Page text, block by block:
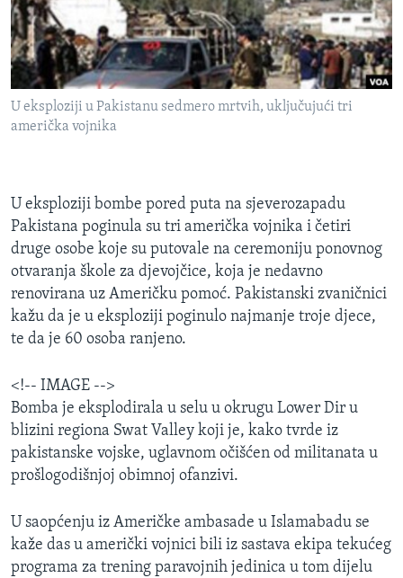
MAGAZIN
O GLASU AMERIKE
Learning English
Jezici
U eksploziji u Pakistanu sedmero mrtvih, uključujući tri
američka vojnika
U eksploziji bombe pored puta na sjeverozapadu
Pakistana poginula su tri američka vojnika i četiri
druge osobe koje su putovale na ceremoniju ponovnog
otvaranja škole za djevojčice, koja je nedavno
renovirana uz Američku pomoć. Pakistanski zvaničnici
kažu da je u eksploziji poginulo najmanje troje djece,
te da je 60 osoba ranjeno.
<!-- IMAGE -->
Bomba je eksplodirala u selu u okrugu Lower Dir u
blizini regiona Swat Valley koji je, kako tvrde iz
pakistanske vojske, uglavnom očišćen od militanata u
prošlogodišnjoj obimnoj ofanzivi.
U saopćenju iz Američke ambasade u Islamabadu se
kaže das u američki vojnici bili iz sastava ekipa tekućeg
programa za trening paravojnih jedinica u tom dijelu